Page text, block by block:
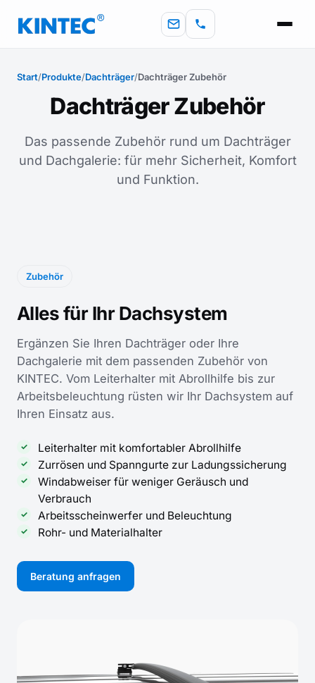
Start/Produkte/Dachträger/Dachträger Zubehör
Dachträger Zubehör
Das passende Zubehör rund um Dachträger
und Dachgalerie: für mehr Sicherheit, Komfort
und Funktion.
Zubehör
Alles für Ihr Dachsystem
Ergänzen Sie Ihren Dachträger oder Ihre
Dachgalerie mit dem passenden Zubehör von
KINTEC. Vom Leiterhalter mit Abrollhilfe bis zur
Arbeitsbeleuchtung rüsten wir Ihr Dachsystem auf
Ihren Einsatz aus.
Leiterhalter mit komfortabler Abrollhilfe
Zurrösen und Spanngurte zur Ladungssicherung
Windabweiser für weniger Geräusch und
Verbrauch
Arbeitsscheinwerfer und Beleuchtung
Rohr- und Materialhalter
Beratung anfragen